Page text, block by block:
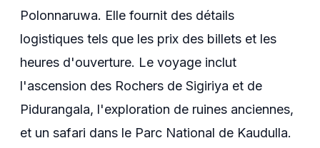
Polonnaruwa. Elle fournit des détails
logistiques tels que les prix des billets et les
heures d'ouverture. Le voyage inclut
l'ascension des Rochers de Sigiriya et de
Pidurangala, l'exploration de ruines anciennes,
et un safari dans le Parc National de Kaudulla.